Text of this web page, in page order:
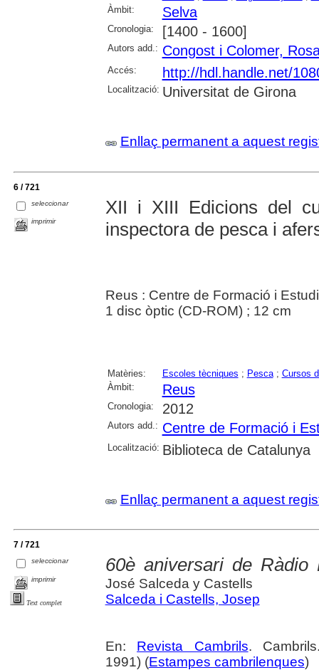
Àmbit:
Selva
Cronologia: [1400 - 1600]
Autors add.: Congost i Colomer,
Accés: http://hdl.handle.net/
Localització: Universitat de Girona
Enllaç permanent a aquest
6 / 721
seleccionar
imprimir
XII i XIII Edicions del
inspectora de pesca i
Reus : Centre de Formació i
1 disc òptic (CD-ROM) ; 12 cm
Matèries: Escoles tècniques ; Pesca; Cursos
Àmbit:
Reus
Cronologia: 2012
Autors add.: Centre de Formació i
Localització: Biblioteca de Catalunya
Enllaç permanent a aquest
7 / 721
seleccionar
imprimir
Text complet
60è aniversari de
José Salceda y Castells
Salceda i Castells, Josep
En: Revista Cambrils.
1991) (Estampes cambrilenques)